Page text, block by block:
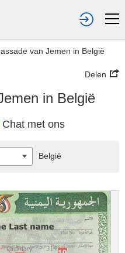
van Jemen in België
Delen
in België
Chat met ons
België